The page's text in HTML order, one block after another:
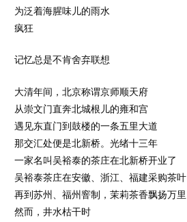
为泛着海腥味儿的雨水
疯狂
记忆总是不肯舍弃联想
大清年间，北京称谓京师顺天府
从崇文门直奔北城根儿的雍和宫
遇见东直门到鼓楼的一条五里大道
那交汇处便是北新桥。光绪十三年
一家名叫吴裕泰的茶庄在北新桥开业了
吴裕泰茶庄在安徽、浙江、福建采购茶叶
再到苏州、福州窨制，茉莉茶香飘扬万里
然而，井水枯干时